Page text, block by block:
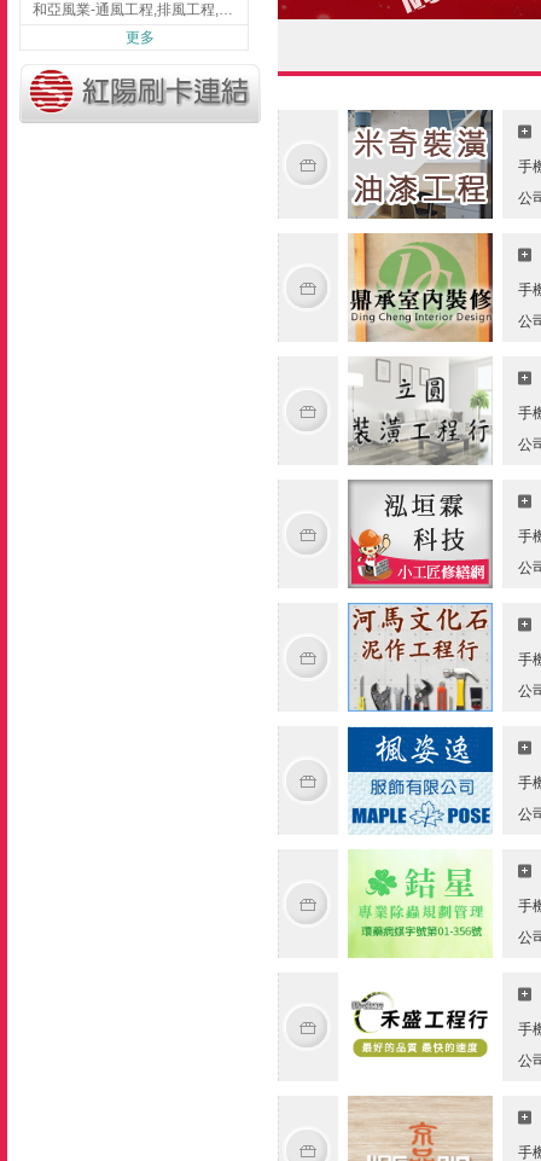
和亞風業-通風工程,排風工程,彰化通風工程,彰化排風工程
更多
手
公
手
公
手
公
手
公
手
公
手
公
手
公
手
公
手